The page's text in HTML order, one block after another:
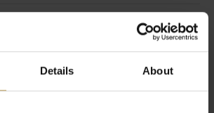
Details About
op ons blog